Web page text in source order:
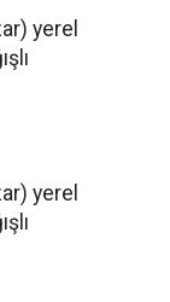
yerel
yerel